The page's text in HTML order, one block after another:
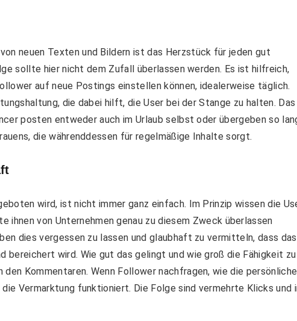
neuen Texten und Bildern ist das Herzstück für jeden gut
sollte hier nicht dem Zufall überlassen werden. Es ist hilfreich,
auf neue Postings einstellen können, idealerweise täglich.
die dabei hilft, die User bei der Stange zu halten. Das
posten entweder auch im Urlaub selbst oder übergeben so
die währenddessen für regelmäßige Inhalte sorgt.
wird, ist nicht immer ganz einfach. Im Prinzip wissen die
ihnen von Unternehmen genau zu diesem Zweck überlassen
dies vergessen zu lassen und glaubhaft zu vermitteln, dass das
bereichert wird. Wie gut das gelingt und wie groß die Fähigkeit zu
Kommentaren. Wenn Follower nachfragen, wie die
Vermarktung funktioniert. Die Folge sind vermehrte Klicks und